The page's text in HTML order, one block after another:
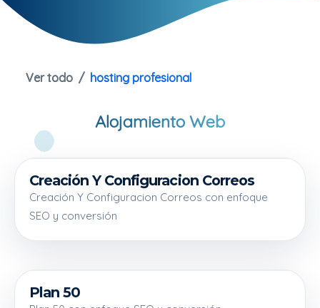
Ver todo hosting profesional
Alojamiento Web
200 €
Creación Y Configuracion Correos
Creación Y Configuracion Correos con enfoque
SEO y conversión
50 €
Plan 50